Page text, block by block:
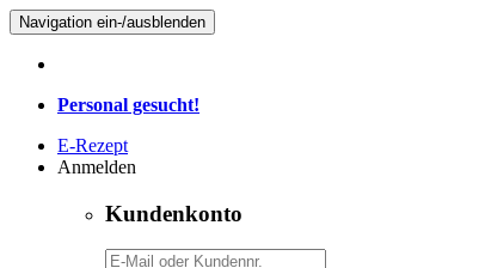
Navigation ein-/ausblenden
Personal gesucht!
E-Rezept
Anmelden
Kundenkonto